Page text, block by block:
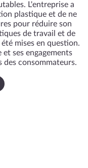
L'entreprise a
plastique et de ne
pour réduire son
de travail et de
mises en question.
ses engagements
consommateurs.